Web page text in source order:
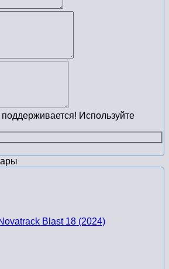
поддерживается! Используйте
Blast 18 (2024)